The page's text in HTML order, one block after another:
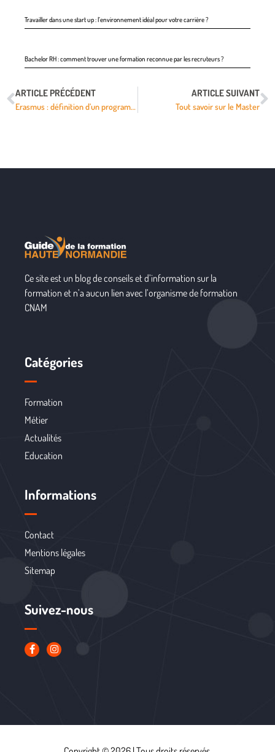
Travailler dans une start up : l’environnement idéal pour votre carrière ?
Bachelor RH : comment trouver une formation reconnue par les recruteurs ?
ARTICLE PRÉCÉDENT
Erasmus : définition d’un programme d’échanges européen incontournable
ARTICLE SUIVANT
Tout savoir sur le Master
Ce site est un blog de conseils et d’information sur la
formation et n’a aucun lien avec l’organisme de formation
CNAM
Catégories
Formation
Métier
Actualités
Education
Informations
Contact
Mentions légales
Sitemap
Suivez-nous